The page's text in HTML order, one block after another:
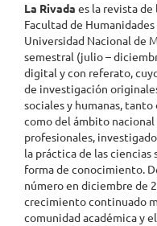
La Rivada es la revista
Facultad de
Universidad Nacional de
semestral (julio –
digital y con referato,
de investigación
sociales y humanas,
como del ámbito
profesionales,
la práctica de las ciencias
forma de conocimiento.
número en diciembre de
crecimiento continuado
comunidad académica y